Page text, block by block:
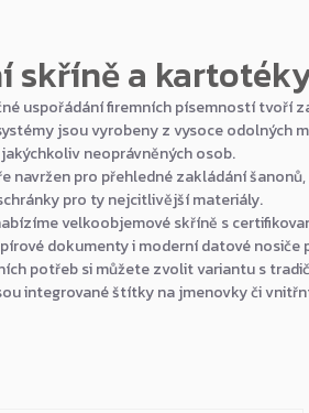
skříně a
uspořádání firemních písemností tvoří
jsou vyrobeny z vysoce odolných
neoprávněných osob.
navržen pro přehledné zakládání
pro ty nejcitlivější materiály.
velkoobjemové skříně s
dokumenty i moderní datové nosiče
potřeb si můžete zvolit variantu s
integrované štítky na jmenovky či